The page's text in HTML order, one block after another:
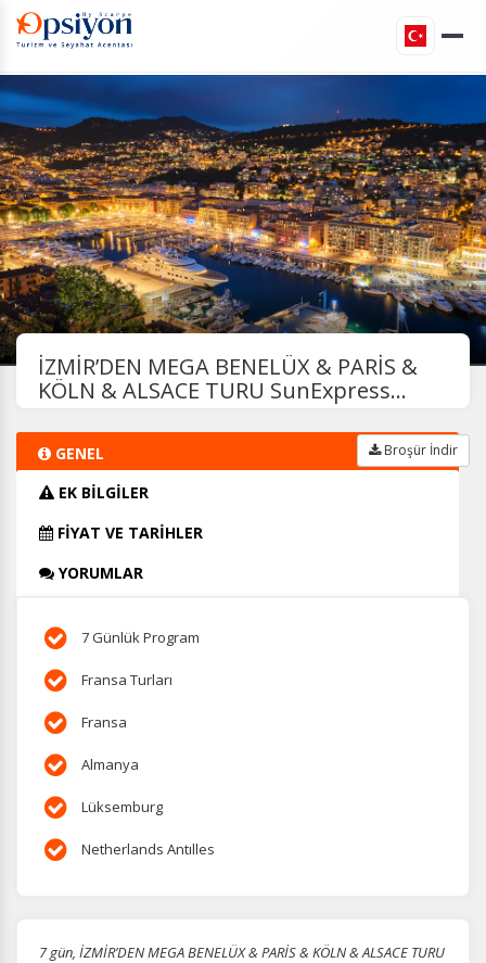
İZMİR’DEN MEGA BENELÜX & PARİS &
KÖLN & ALSACE TURU SunExpress...
GENEL
EK BİLGİLER
FİYAT VE TARİHLER
YORUMLAR
Broşür İndir
7 Günlük Program
Fransa Turları
Fransa
Almanya
Lüksemburg
Netherlands Antılles
7 gün, İZMİR’DEN MEGA BENELÜX & PARİS & KÖLN & ALSACE TURU